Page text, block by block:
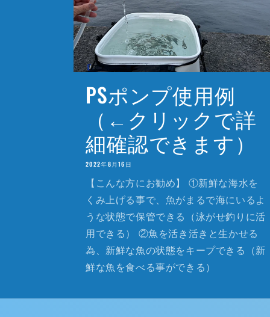
PSポンプ使用例
（←クリックで詳
細確認できます）
2022年8月16日
【こんな方にお勧め】 ①新鮮な海水を
くみ上げる事で、魚がまるで海にいるよ
うな状態で保管できる（泳がせ釣りに活
用できる） ②魚を活き活きと生かせる
為、新鮮な魚の状態をキープできる（新
鮮な魚を食べる事ができる）